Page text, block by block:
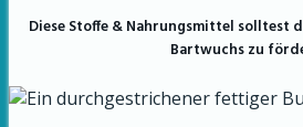
Diese Stoffe & Nahrungsmittel solltest
Bartwuchs zu